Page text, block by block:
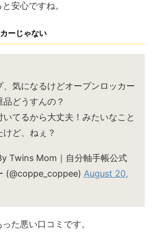
安心ですね。
ーじゃない
、気になるけどオープンロッカー
どうすんの？
いてるから大丈夫！みたいなこと
ど、ねぇ？
Twins Mom｜自分軸手帳公式
(@coppe_coppee) August 20,
た悪い口コミです。